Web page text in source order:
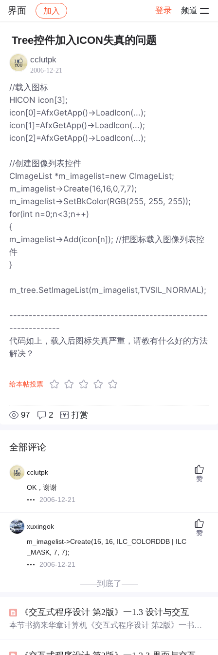
界面 加入 登录 频道
社区 界面 帖子详情
Tree控件加入ICON失真的问题
cclutpk
2006-12-21
//载入图标
HICON icon[3];
icon[0]=AfxGetApp()->LoadIcon(...);
icon[1]=AfxGetApp()->LoadIcon(...);
icon[2]=AfxGetApp()->LoadIcon(...);
//创建图像列表控件
CImageList *m_imagelist=new CImageList;
m_imagelist->Create(16,16,0,7,7);
m_imagelist->SetBkColor(RGB(255, 255, 255));
for(int n=0;n<3;n++)
{
m_imagelist->Add(icon[n]); //把图标载入图像列表控
件
}
m_tree.SetImageList(m_imagelist,TVSIL_NORMAL);
---------------------------------------------------
-------------
代码如上，载入后图标失真严重，请教有什么好的方法
解决？
给本帖投票
97 2 打赏
全部评论
cclutpk
OK，谢谢
2006-12-21
赞
xuxingok
m_imagelist->Create(16, 16, ILC_COLORDDB | ILC
_MASK, 7, 7);
2006-12-21
赞
——到底了——
《交互式程序设计 第2版》一1.3 设计与交互
本节书摘来华章计算机《交互式程序设计 第2版》一书中